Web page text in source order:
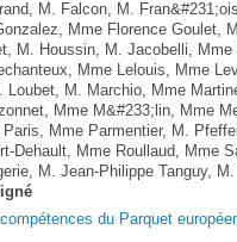
M. Falcon, M.
Mme Florence Goulet,
M. Houssin, M. Jacobelli,
Mme Lelouis, Mme
Loubet, M. Marchio, Mme
Mme M&#233;lin, Mme
Mme Parmentier, M.
Dehault, Mme Roullaud, Mme
M. Jean-Philippe Tanguy,
du Parquet